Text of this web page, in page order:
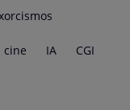
cine IA CGI